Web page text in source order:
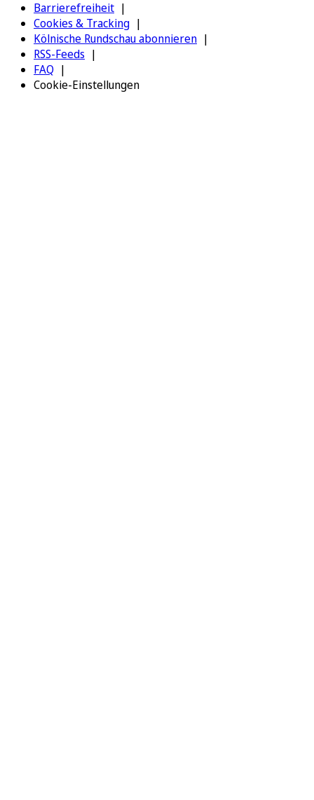
Barrierefreiheit
Cookies & Tracking
Kölnische Rundschau abonnieren
RSS-Feeds
FAQ
Cookie-Einstellungen